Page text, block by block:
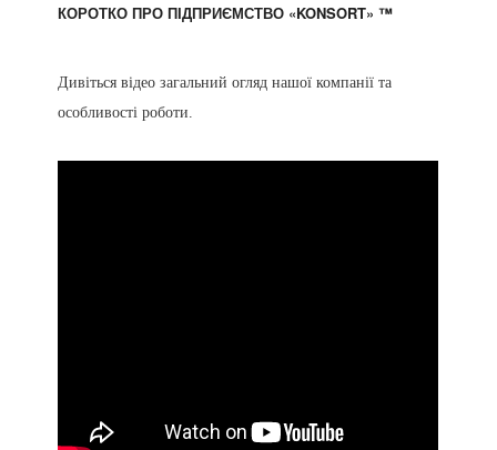
КОРОТКО ПРО ПІДПРИЄМСТВО «KONSORT» ™
Дивіться відео загальний огляд нашої компанії та
особливості роботи.